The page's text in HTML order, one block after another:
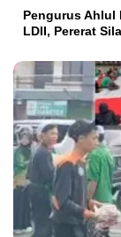
Pengurus Ahlul
LDII, Pererat